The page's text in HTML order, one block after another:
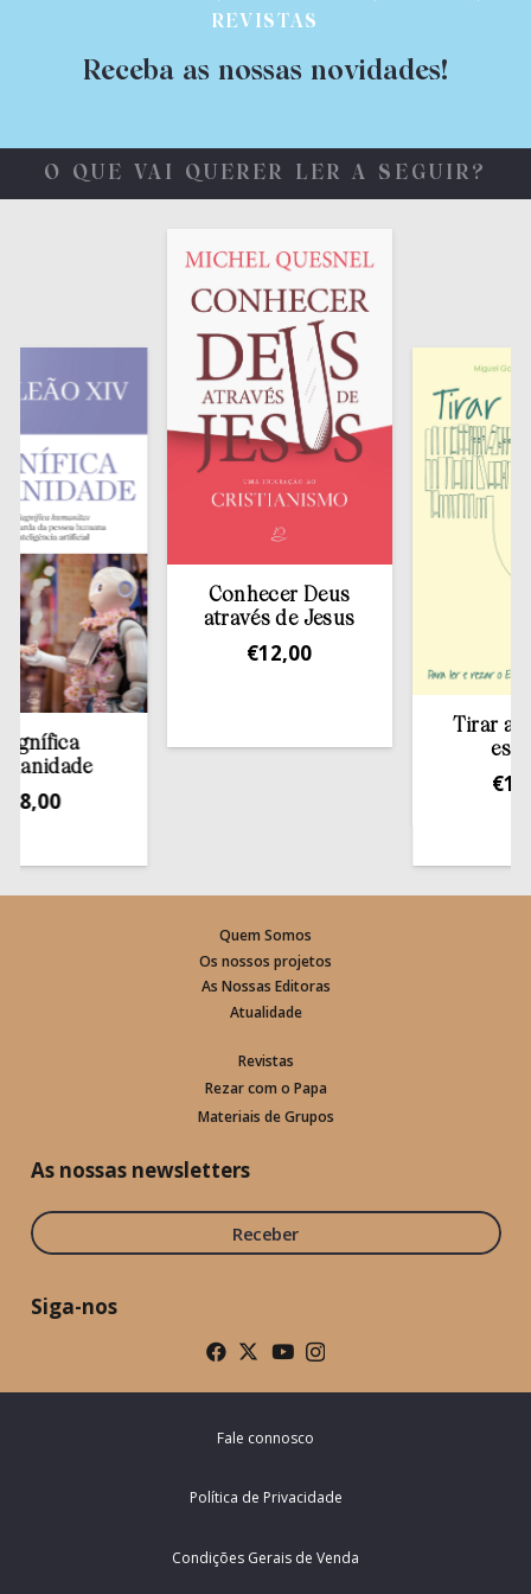
REVISTAS
Receba as nossas novidades!
O QUE VAI QUERER LER A SEGUIR?
Conhecer Deus
através de Jesus
12,00
Tirar a
estante
13,50
Quem Somos
Os nossos projetos
As Nossas Editoras
Atualidade
Revistas
Rezar com o Papa
Materiais de Grupos
As nossas newsletters
Receber
Siga-nos
Fale connosco
Política de Privacidade
Condições Gerais de Venda